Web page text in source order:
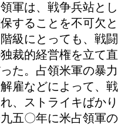
軍は、戦争兵站と
することを不可欠
級にとっても、戦
裁的経営権を立て
た。占領米軍の暴
雇などによって、
、ストライキばか
五〇年に米占領軍